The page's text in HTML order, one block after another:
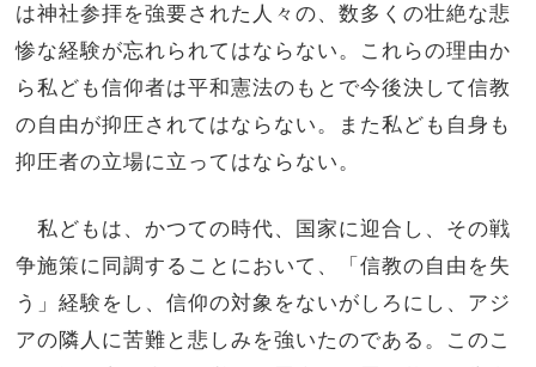
は神社参拝を強要された人々の、数多くの壮絶な悲
惨な経験が忘れられてはならない。これらの理由か
ら私ども信仰者は平和憲法のもとで今後決して信教
の自由が抑圧されてはならない。また私ども自身も
抑圧者の立場に立ってはならない。
私どもは、かつての時代、国家に迎合し、その戦
争施策に同調することにおいて、「信教の自由を失
う」経験をし、信仰の対象をないがしろにし、アジ
アの隣人に苦難と悲しみを強いたのである。このこ